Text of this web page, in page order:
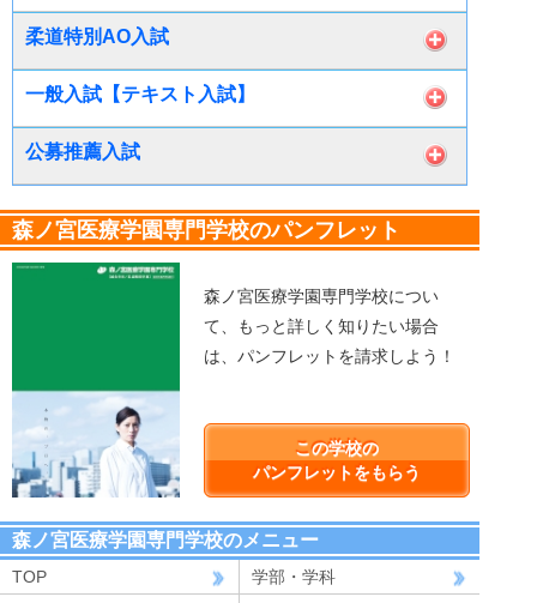
柔道特別AO入試
一般入試【テキスト入試】
公募推薦入試
森ノ宮医療学園専門学校のパンフレット
森ノ宮医療学園専門学校につい
て、もっと詳しく知りたい場合
は、パンフレットを請求しよう！
この学校の
パンフレットをもらう
森ノ宮医療学園専門学校のメニュー
TOP
学部・学科